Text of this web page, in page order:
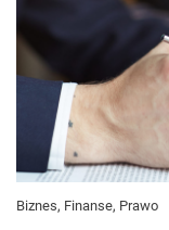
Biznes, Finanse, Prawo